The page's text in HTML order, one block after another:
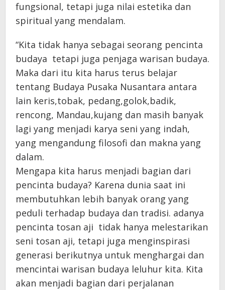
fungsional, tetapi juga nilai estetika dan
spiritual yang mendalam.
“Kita tidak hanya sebagai seorang pencinta
budaya tetapi juga penjaga warisan budaya.
Maka dari itu kita harus terus belajar
tentang Budaya Pusaka Nusantara antara
lain keris,tobak, pedang,golok,badik,
rencong, Mandau,kujang dan masih banyak
lagi yang menjadi karya seni yang indah,
yang mengandung filosofi dan makna yang
dalam.
Mengapa kita harus menjadi bagian dari
pencinta budaya? Karena dunia saat ini
membutuhkan lebih banyak orang yang
peduli terhadap budaya dan tradisi. adanya
pencinta tosan aji tidak hanya melestarikan
seni tosan aji, tetapi juga menginspirasi
generasi berikutnya untuk menghargai dan
mencintai warisan budaya leluhur kita. Kita
akan menjadi bagian dari perjalanan